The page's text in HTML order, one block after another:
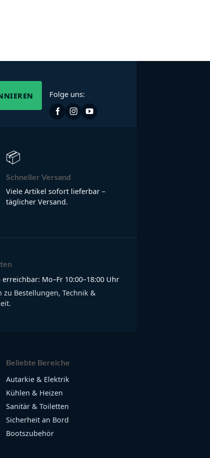
Folge uns:
📦
Schneller Versand
Viele Artikel sofort lieferbar –
täglicher Versand.
Mo–Fr 10:00–18:00 Uhr
zu Bestellungen, Technik &
Beliebte Bereiche
Autarkie & Elektrik
Kühlen & Heizen
Sanitär & Toiletten
Sicherheit an Bord
Bootszubehör